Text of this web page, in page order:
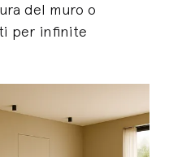
del muro o
per infinite